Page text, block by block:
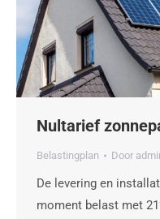
Nultarief
Belastingplan Door
De levering en
moment belast met